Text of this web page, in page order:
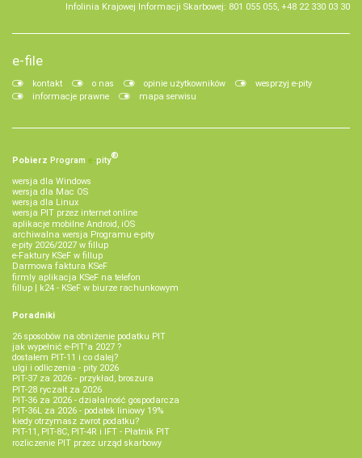
Infolinia Krajowej Informacji Skarbowej: 801 055 055, +48 22 330 03 30
e-file
kontakt o nas opinie użytkowników
wesprzyj e-pity
informacje prawne
mapa serwisu
Pobierz Program e‑pity®
wersja dla Windows
wersja dla Mac OS
wersja dla Linux
wersja PIT przez internet online
aplikacje mobilne Android, iOS
archiwalna wersja Programu e-pity
e-pity 2026/2027 w fillup
e‑Faktury KSeF w fillup
Darmowa faktura KSeF
firmly aplikacja KSeF na telefon
fillup | k24 - KSeF w biurze rachunkowym
Poradniki
26 sposobów na obniżenie podatku PIT
jak wypełnić e-PIT'a 2027 ?
dostałem PIT-11 i co dalej?
ulgi i odliczenia - pity 2026
PIT-37 za 2026 - przykład, broszura
PIT-28 ryczałt za 2026
PIT-36 za 2026 - działalność gospodarcza
PIT-36L za 2026 - podatek liniowy 19%
kiedy otrzymasz zwrot podatku?
PIT-11, PIT-8C, PIT-4R i IFT - Płatnik PIT
rozliczenie PIT przez urząd skarbowy